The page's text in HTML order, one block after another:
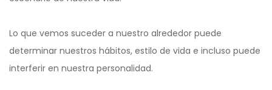
Lo que vemos suceder a nuestro alrededor puede
determinar nuestros hábitos, estilo de vida e incluso puede
interferir en nuestra personalidad.